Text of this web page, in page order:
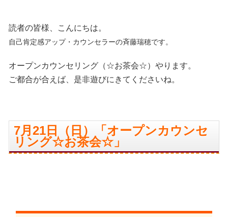
読者の皆様、こんにちは。
自己肯定感アップ・カウンセラーの斉藤瑞穂です。
オープンカウンセリング（☆お茶会☆）やります。
ご都合が合えば、是非遊びにきてくださいね。
7月21日（日）「オープンカウンセ
リング☆お茶会☆」